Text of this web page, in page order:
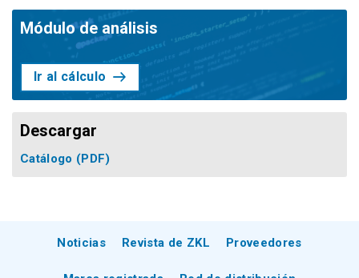
Módulo de análisis
Ir al cálculo
Descargar
Catálogo (PDF)
Noticias Revista de ZKL Proveedores